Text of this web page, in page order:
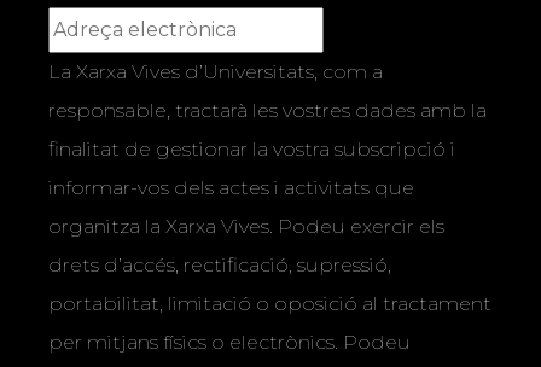
La Xarxa Vives d’Universitats, com a
responsable, tractarà les vostres dades amb la
finalitat de gestionar la vostra subscripció i
informar-vos dels actes i activitats que
organitza la Xarxa Vives. Podeu exercir els
drets d’accés, rectificació, supressió,
portabilitat, limitació o oposició al tractament
per mitjans físics o electrònics. Podeu